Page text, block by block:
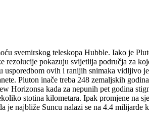
svemirskog teleskopa Hubble. Iako je
rezolucije pokazuju svijetlija područja za
ovih i ranijih snimaka vidljivo
Pluton inače treba 248 zemaljskih
Horizonsa kada za nepunih pet godina
stotina kilometara. Ipak promjene na
najbliže Suncu nalazi se na 4.4